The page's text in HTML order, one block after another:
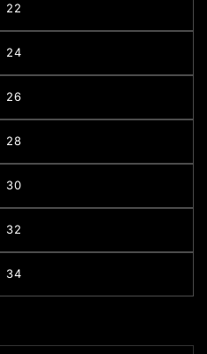
22
24
26
28
30
32
34